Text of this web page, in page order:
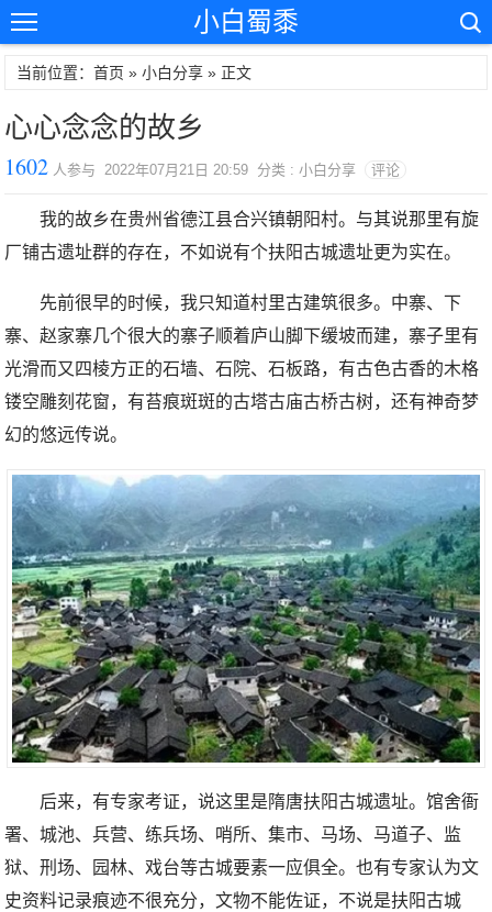
小白蜀黍
当前位置：首页 »小白分享 » 正文
心心念念的故乡
1602 人参与 2022年07月21日 20:59 分类 : 小白分享 评论
我的故乡在贵州省德江县合兴镇朝阳村。与其说那里有旋
厂铺古遗址群的存在，不如说有个扶阳古城遗址更为实在。
先前很早的时候，我只知道村里古建筑很多。中寨、下
寨、赵家寨几个很大的寨子顺着庐山脚下缓坡而建，寨子里有
光滑而又四棱方正的石墙、石院、石板路，有古色古香的木格
镂空雕刻花窗，有苔痕斑斑的古塔古庙古桥古树，还有神奇梦
幻的悠远传说。
后来，有专家考证，说这里是隋唐扶阳古城遗址。馆舍衙
署、城池、兵营、练兵场、哨所、集市、马场、马道子、监
狱、刑场、园林、戏台等古城要素一应俱全。也有专家认为文
史资料记录痕迹不很充分，文物不能佐证，不说是扶阳古城